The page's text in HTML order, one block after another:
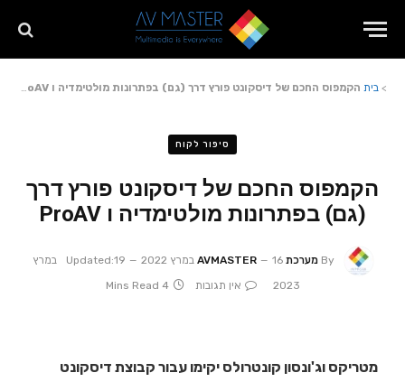
> בית הקמפוס החכם של דיסקונט פורץ דרך (גם) בפתרונות מולטימדיה ו ProAV
סיפור לקוח
הקמפוס החכם של דיסקונט פורץ דרך
(גם) בפתרונות מולטימדיה ו ProAV
By מערכת AVMASTER16 במרץ 2022 Updated:
19 במרץ
2023
אין תגובות 4 Mins Read
מטריקס וג'ונסון קונטרולס יקימו עבור קבוצת דיסקונט